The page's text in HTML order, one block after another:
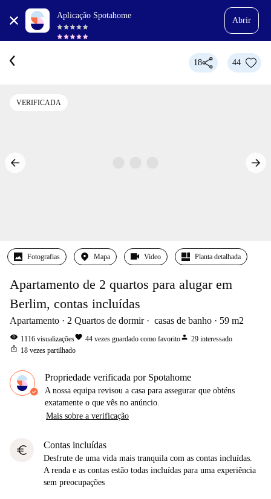
Aplicação Spotahome
Abrir
18 44
VERIFICADA
Fotografias Mapa Video Planta detalhada
Apartamento de 2 quartos para alugar em
Berlim, contas incluídas
Apartamento 2 Quartos de dormir casas de banho 59 m2
visibility 1116 visualizaçõesfavorite 44 vezes guardado como favoritoperson 29 interessado
ios_share 18 vezes partilhado
Propriedade verificada por Spotahome
A nossa equipa revisou a casa para assegurar que obténs
exatamente o que vês no anúncio.
Mais sobre a verificação
euro Contas incluídas
Desfrute de uma vida mais tranquila com as contas incluídas.
A renda e as contas estão todas incluídas para uma experiência
sem preocupações